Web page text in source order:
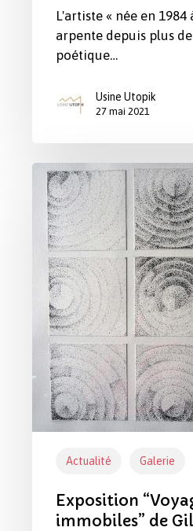
L'artiste « née en
arpente depuis plus
poétique…
Usine Utopik
27 mai 2021
Exposition
“Voyages
immobiles”
Gilles
Appert
Actualité Galerie
Exposition
immobiles” de